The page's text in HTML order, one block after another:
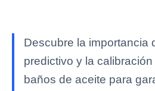
Descubre la importancia
predictivo y la
baños de aceite para